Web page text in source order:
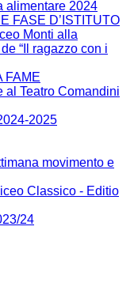
alimentare 2024
FASE D’ISTITUTO
Monti alla
“Il ragazzo con i
FAME
al Teatro Comandini
2025
movimento e
Classico - Editio
24